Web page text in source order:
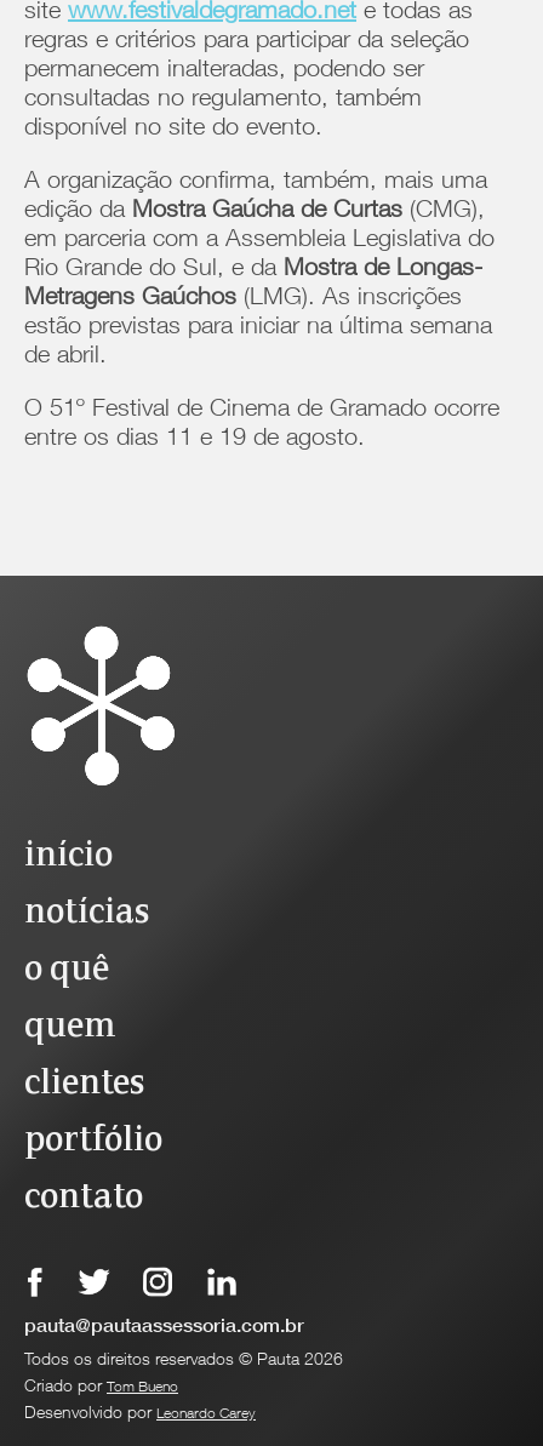
site www.festivaldegramado.net e todas as
regras e critérios para participar da seleção
permanecem inalteradas, podendo ser
consultadas no regulamento, também
disponível no site do evento.
A organização confirma, também, mais uma
edição da Mostra Gaúcha de Curtas (CMG),
em parceria com a Assembleia Legislativa do
Rio Grande do Sul, e da Mostra de Longas-
Metragens Gaúchos (LMG). As inscrições
estão previstas para iniciar na última semana
de abril.
O 51º Festival de Cinema de Gramado ocorre
entre os dias 11 e 19 de agosto.
início
notícias
o quê
quem
clientes
portfólio
contato
pauta@pautaassessoria.com.br
Todos os direitos reservados © Pauta 2026
Criado por Tom Bueno
Desenvolvido por Leonardo Carey